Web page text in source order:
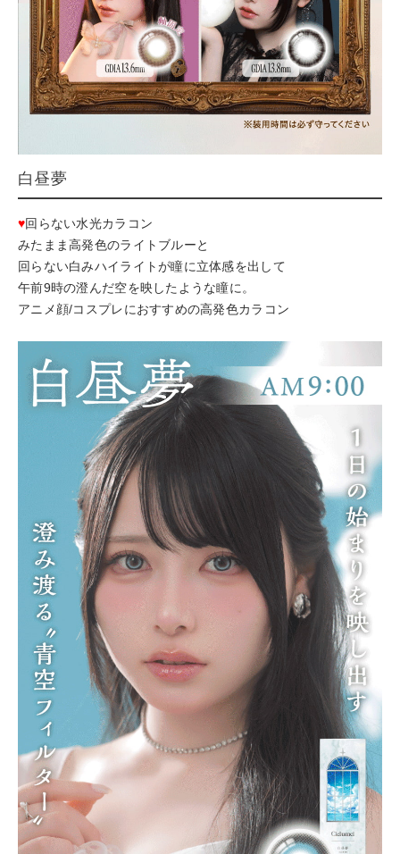
白昼夢
♥回らない水光カラコン
みたまま高発色のライトブルーと
回らない白みハイライトが瞳に立体感を出して
午前9時の澄んだ空を映したような瞳に。
アニメ顔/コスプレにおすすめの高発色カラコン